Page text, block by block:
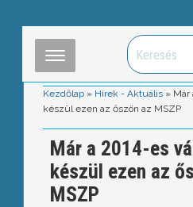
Kezdőlap » Hírek - Aktuális » Már
készül ezen az őszön az MSZP
Már a 2014-es
készül ezen az
MSZP